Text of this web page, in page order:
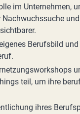
im Unternehmen,
Nachwuchssuche
Berufsbild
teil, um ihre
ihres